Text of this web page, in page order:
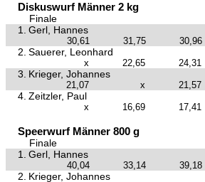
Diskuswurf Männer 2 kg
Finale
1.
Gerl, Hannes
30,61 31,75 30,96
2. Sauerer, Leonhard
x 22,65 24,31
3. Krieger, Johannes
21,07 x 21,57
4. Zeitzler, Paul
x 16,69 17,41
Speerwurf Männer 800 g
Finale
1.
Gerl, Hannes
40,04 33,14 39,18
2. Krieger, Johannes